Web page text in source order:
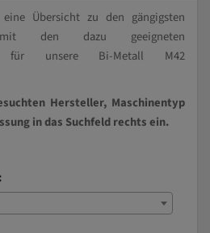
Übersicht zu den gängigsten
mit den dazu geeigneten
für unsere Bi-Metall M42
Hersteller, Maschinentyp
in das Suchfeld rechts ein.